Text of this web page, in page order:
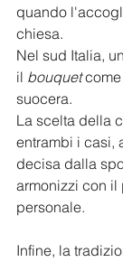
quando
chiesa.
Nel sud Italia,
il bouquet come
suocera.
La scelta della
entrambi i casi,
decisa dalla
armonizzi con il
personale.
Infine, la